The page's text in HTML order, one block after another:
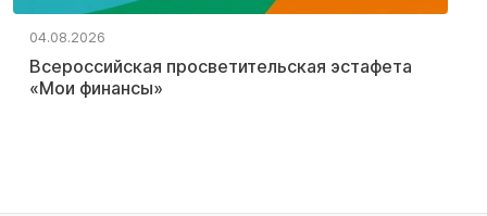
04.08.2026
Всероссийская просветительская эстафета
«Мои финансы»